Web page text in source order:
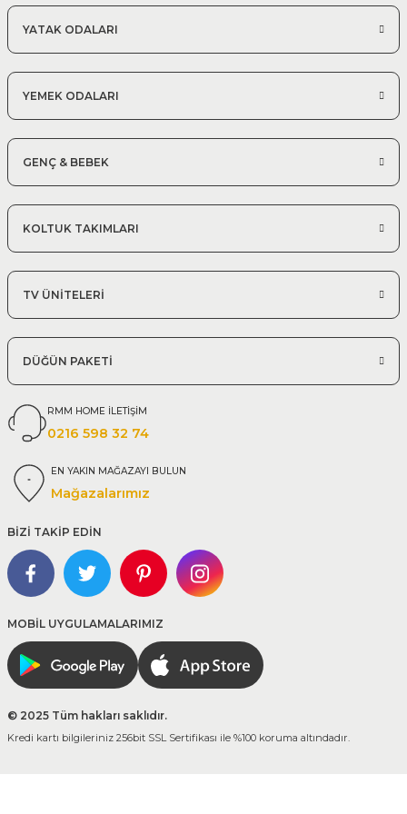
350*410 cm Modüler Köşe Takımı
YATAK ODALARI
YEMEK ODALARI
GENÇ & BEBEK
KOLTUK TAKIMLARI
TV ÜNİTELERİ
DÜĞÜN PAKETİ
RMM HOME İLETİŞİM
0216 598 32 74
EN YAKIN MAĞAZAYI BULUN
Mağazalarımız
BİZİ TAKİP EDİN
MOBİL UYGULAMALARIMIZ
© 2025 Tüm hakları saklıdır.
Kredi kartı bilgileriniz 256bit SSL Sertifikası ile %100 koruma altındadır.